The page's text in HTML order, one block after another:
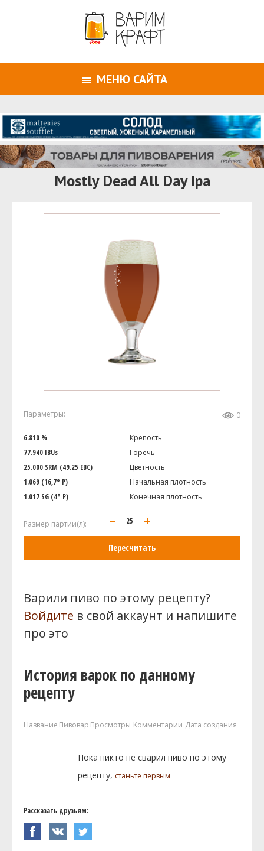
МЕНЮ САЙТА
Mostly Dead All Day Ipa
Параметры: 0
6.810 %
Крепость
77.940 IBUs
Горечь
25.000 SRM (49.25 EBC)
Цветность
1.069 (16,7° P)
Начальная плотность
1.017 SG (4° P)
Конечная плотность
Размер партии(л):
Пересчитать
Варили пиво по этому рецепту?
Войдите в свой аккаунт и напишите
про это
История варок по данному
рецепту
Название Пивовар Просмотры Комментарии Дата создания
Пока никто не сварил пиво по этому
рецепту, станьте первым
Рассказать друзьям: